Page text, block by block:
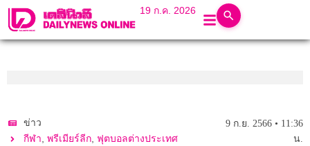
19 ก.ค. 2026
ข่าว
กีฬา, พรีเมียร์ลีก, ฟุตบอลต่างประเทศ
9 ก.ย. 2566 • 11:36
น.